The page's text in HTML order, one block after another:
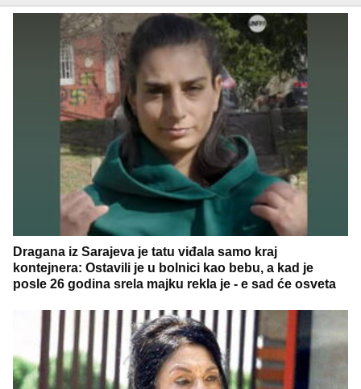
Dragana iz Sarajeva je tatu viđala samo kraj
kontejnera: Ostavili je u bolnici kao bebu, a kad je
posle 26 godina srela majku rekla je - e sad će osveta